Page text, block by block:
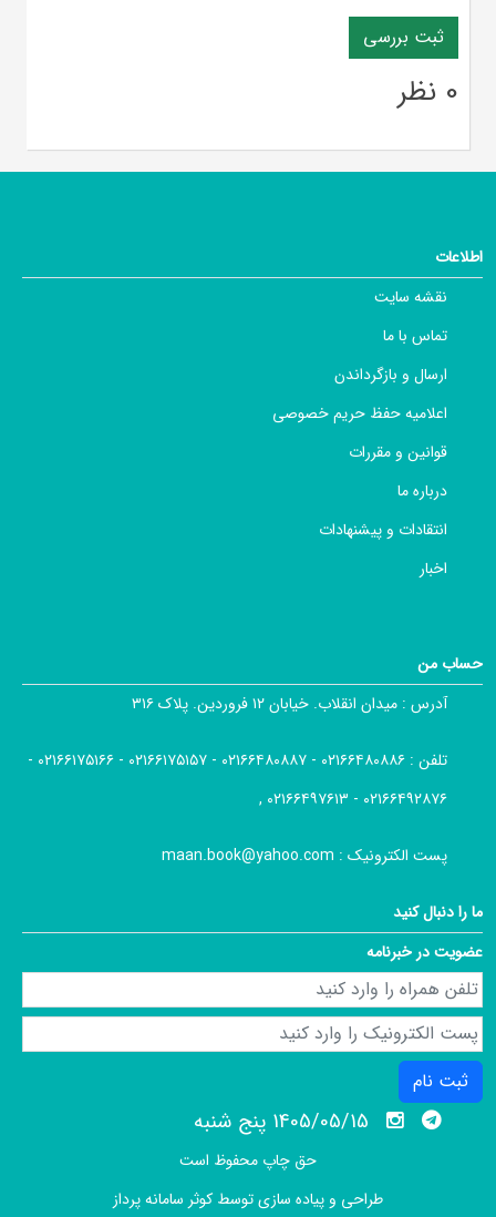
0 نظر
اطلاعات
نقشه سایت
تماس با ما
ارسال و بازگرداندن
اعلامیه حفظ حریم خصوصی
قوانین و مقررات
درباره ما
انتقادات و پیشنهادات
اخبار
حساب من
آدرس : میدان انقلاب. خیابان ۱۲ فروردین. پلاک ۳۱۶
تلفن :
۰۲۱۶۶۴۸۰۸۸۶ - ۰۲۱۶۶۴۸۰۸۸۷ - ۰۲۱۶۶۱۷۵۱۵۷ - ۰۲۱۶۶۱۷۵۱۶۶ -
۰۲۱۶۶۴۹۲۸۷۶ - ۰۲۱۶۶۴۹۷۶۱۳ ,
پست الکترونیک : maan.book@yahoo.com
ما را دنبال کنید
عضویت در خبرنامه
ثبت نام
1405/05/15 پنج شنبه
حق چاپ محفوظ است
طراحی و پیاده سازی توسط کوثر سامانه پرداز